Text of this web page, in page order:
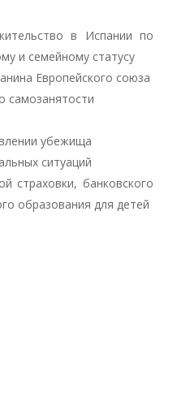
в Испании по
и семейному статусу
Европейского союза
самозанятости
убежища
ситуаций
страховки, банковского
образования для детей